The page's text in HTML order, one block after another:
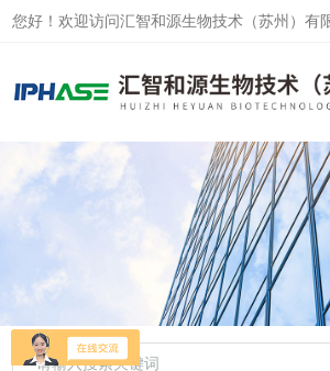
您好！欢迎访问汇智和源生物技术（苏州）有